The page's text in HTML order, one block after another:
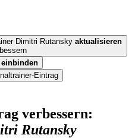
Dimitri Rutansky aktualisieren
einbinden
Eintrag
verbessern:
Rutansky